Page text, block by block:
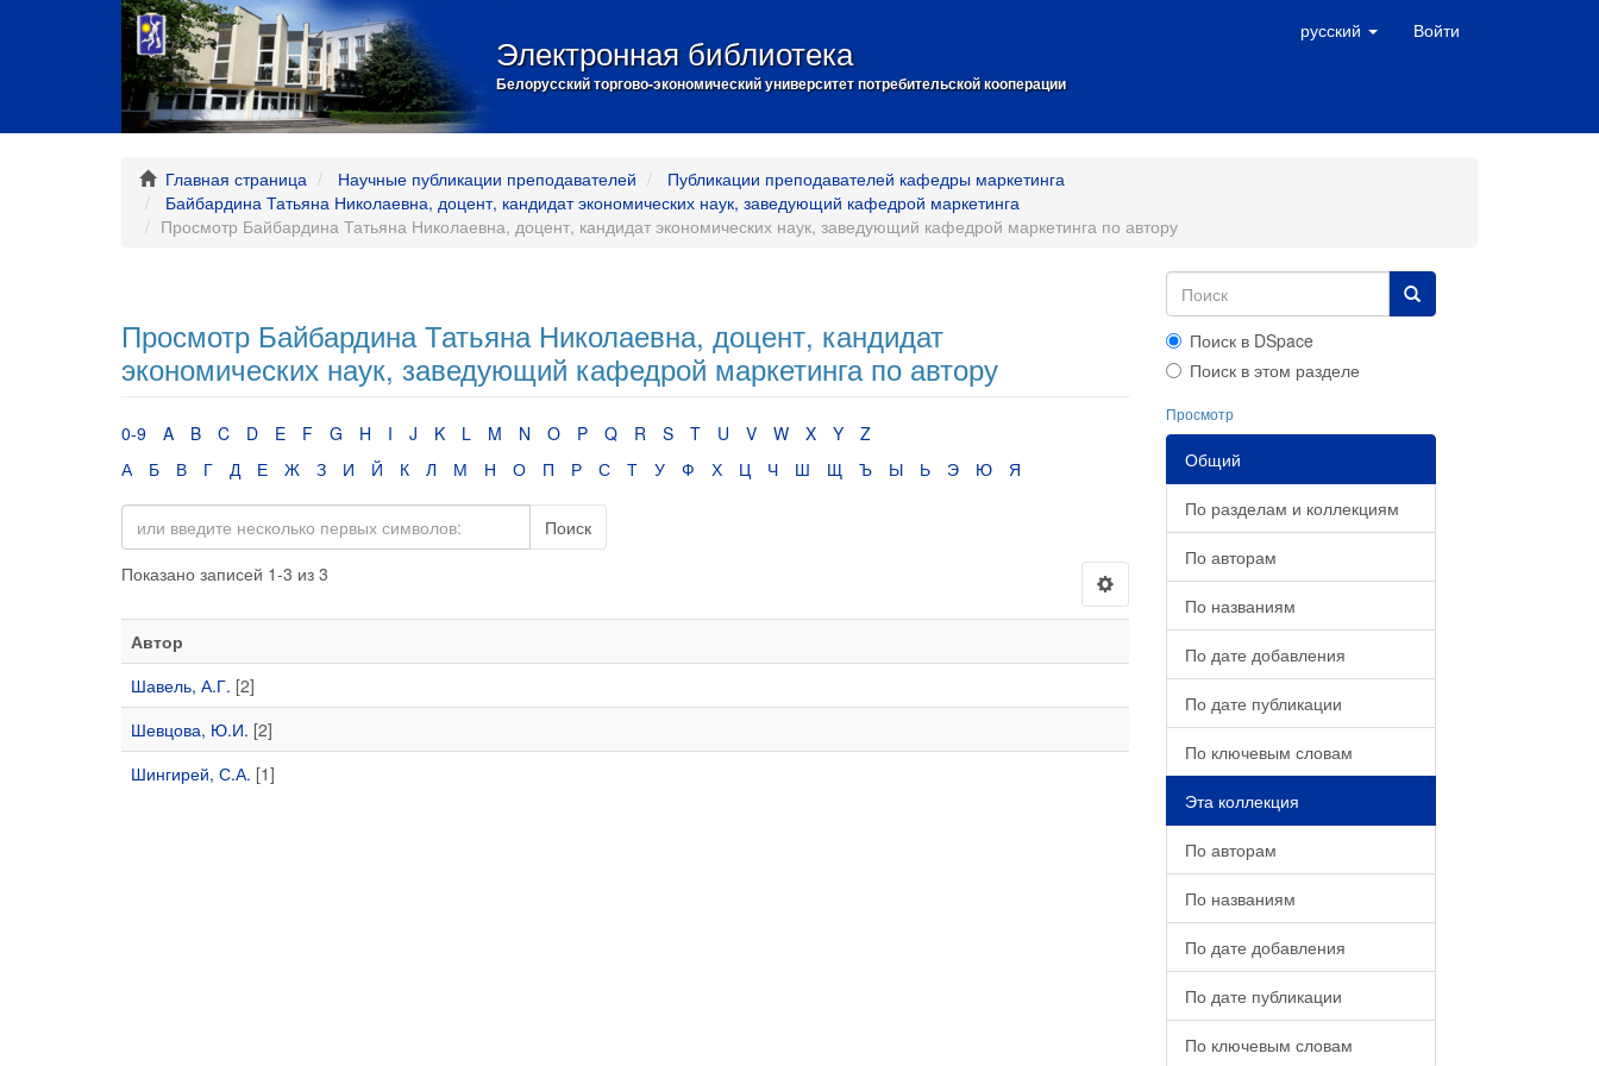
Электронная библиотека
Белорусский торгово-экономический университет потребительской кооперации
русский Войти
Главная страница Научные публикации преподавателей
Публикации преподавателей кафедры маркетинга
Байбардина Татьяна Николаевна, доцент, кандидат экономических наук, заведующий кафедрой маркетинга
Просмотр Байбардина Татьяна Николаевна, доцент, кандидат экономических наук, заведующий кафедрой маркетинга по автору
Просмотр Байбардина Татьяна Николаевна, доцент, кандидат
экономических наук, заведующий кафедрой маркетинга по автору
0-9 A B C D E F G H I J K L M N O P Q R S T U V W X Y
Z
А
Б В Г Д Е Ж З И Й К Л М Н О П Р С Т У Ф Х Ц Ч Ш Щ Ъ Ы Ь Э Ю Я
Поиск
Показано записей 1-3 из 3
Автор
Шавель, А.Г. [2]
Шевцова, Ю.И. [2]
Шингирей, С.А. [1]
Поиск в DSpace
Поиск в этом разделе
Просмотр
Общий
По разделам и коллекциям
По авторам
По названиям
По дате добавления
По дате публикации
По ключевым словам
Эта коллекция
По авторам
По названиям
По дате добавления
По дате публикации
По ключевым словам